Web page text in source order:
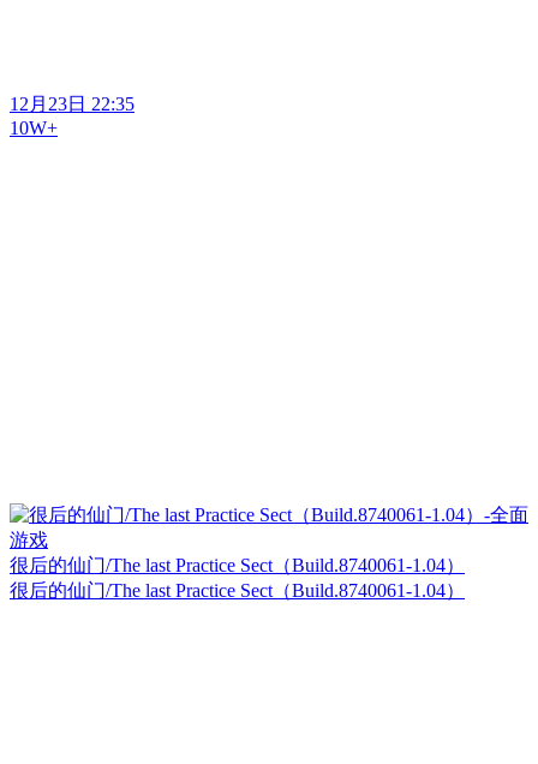
12月23日 22:35
10W+
很后的仙门/The last Practice Sect（Build.8740061-1.04）
很后的仙门/The last Practice Sect（Build.8740061-1.04）